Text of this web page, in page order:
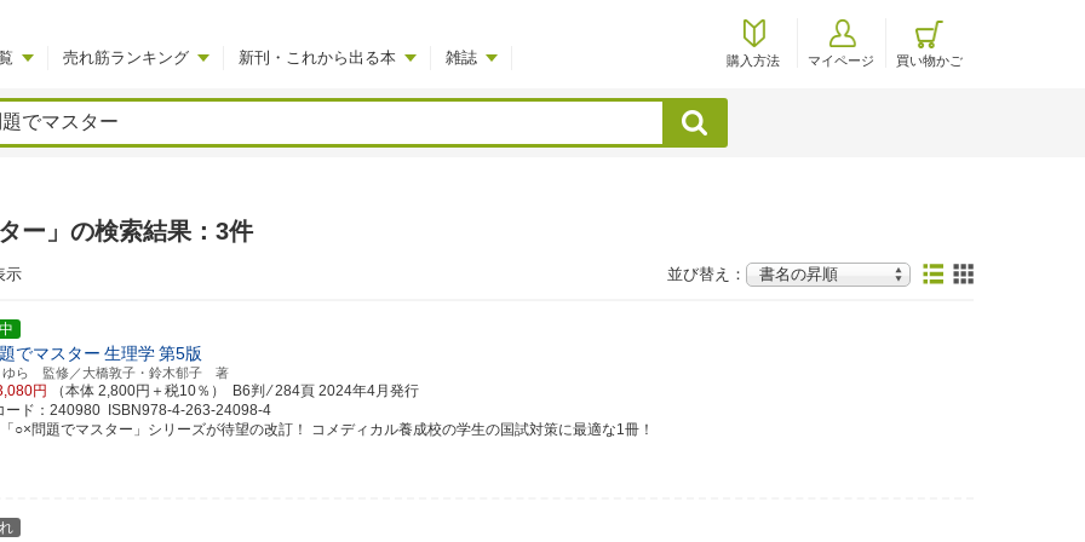
売れ筋ランキング 新刊・これから出る本 雑誌 購入方法 マイページ 買い物かご
検索
ー」の検索結果：3件
示 並び替え：
でマスター 生理学第5版
ゆら 監修／大橋敦子・鈴木郁子 著
円 （本体 2,800円＋税10％） B6判 ⁄ 284頁 2024年4月発行
ード：240980 ISBN978-4-263-24098-4
○×問題でマスター」シリーズが待望の改訂！ コメディカル養成校の学生の国試対策に最適な1冊！